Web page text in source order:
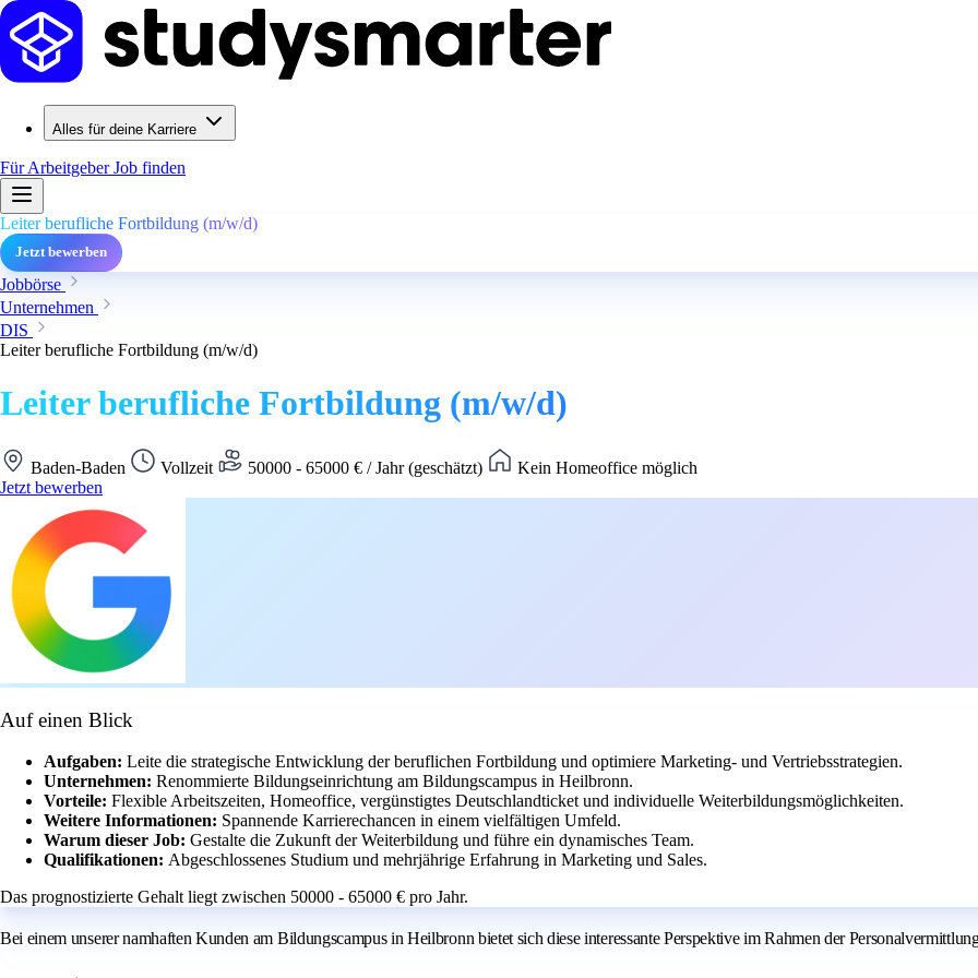
Alles für deine Karriere
Für ArbeitgeberJob finden
Leiter berufliche Fortbildung (m/w/d)
Jetzt bewerben
Jobbörse
Unternehmen
DIS
Leiter berufliche Fortbildung (m/w/d)
Leiter berufliche Fortbildung (m/w/d)
Baden-Baden Vollzeit 50000 - 65000 € / Jahr (geschätzt)
Kein Homeoffice möglich
Jetzt bewerben
Auf einen Blick
Aufgaben: Leite die strategische Entwicklung der beruflichen Fortbildung und optimiere Marketing- und Vertriebsstrategien.
Unternehmen: Renommierte Bildungseinrichtung am Bildungscampus in Heilbronn.
Vorteile: Flexible Arbeitszeiten, Homeoffice, vergünstigtes Deutschlandticket und individuelle Weiterbildungsmöglichkeiten.
Weitere Informationen: Spannende Karrierechancen in einem vielfältigen Umfeld.
Warum dieser Job: Gestalte die Zukunft der Weiterbildung und führe ein dynamisches Team.
Qualifikationen: Abgeschlossenes Studium und mehrjährige Erfahrung in Marketing und Sales.
Das prognostizierte Gehalt liegt zwischen 50000 - 65000 € pro Jahr.
Bei einem unserer namhaften Kunden am Bildungscampus in Heilbronn bietet sich diese interessante Perspektive im Rahmen der